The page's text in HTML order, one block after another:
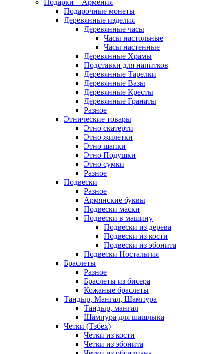
Подарки – Армения
Подарочные монеты
Деревянные изделия
Деревянные часы
Часы настольные
Часы настенные
Деревянные Храмы
Подставки для напитков
Деревянные Тарелки
Деревянные Вазы
Деревянные Кресты
Деревянные Гранаты
Разное
Этнические товары
Этно скатерти
Этно жилетки
Этно шапки
Этно Подушки
Этно сумки
Разное
Подвески
Разное
Армянские буквы
Подвески маски
Подвески в машину
Подвески из дерева
Подвески из кости
Подвески из эбонита
Подвески Ностальгия
Браслеты
Разное
Браслеты из бисера
Кожаные браслеты
Тандыр, Мангал, Шампура
Тандыр, мангал
Шампура для шашлыка
Четки (Тзбех)
Четки из кости
Четки из эбонита